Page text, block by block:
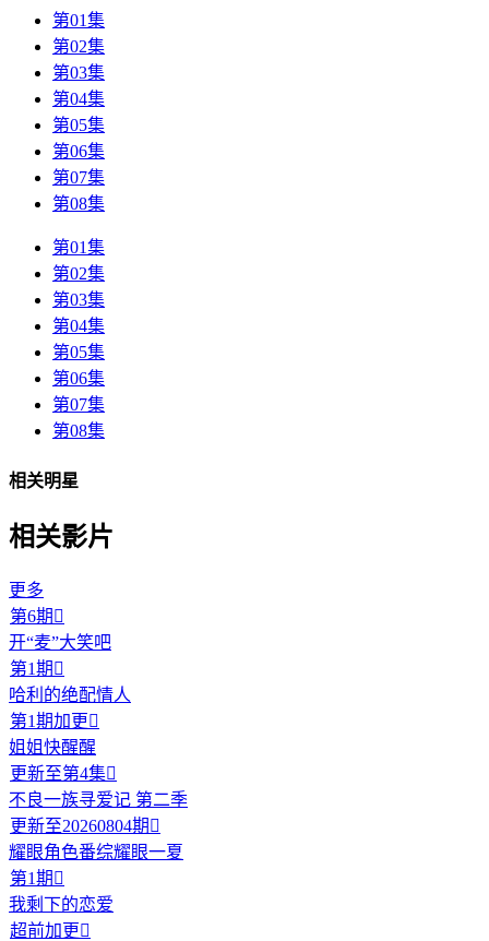
第01集
第02集
第03集
第04集
第05集
第06集
第07集
第08集
第01集
第02集
第03集
第04集
第05集
第06集
第07集
第08集
相关明星
相关影片
更多
第6期 
开“麦”大笑吧
第1期 
哈利的绝配情人
第1期加更 
姐姐快醒醒
更新至第4集
不良一族寻爱记 第二季
更新至20260804期 
耀眼角色番综耀眼一夏
第1期 
我剩下的恋爱
超前加更 